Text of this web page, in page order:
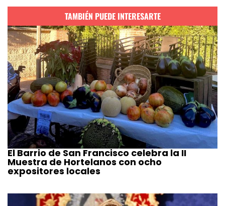
TAMBIÉN PUEDE INTERESARTE
El Barrio de San Francisco celebra la II
Muestra de Hortelanos con ocho
expositores locales